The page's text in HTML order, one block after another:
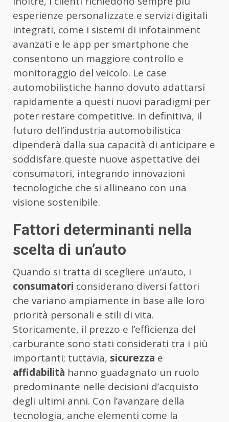
esperienze personalizzate e servizi digitali
integrati, come i sistemi di infotainment
avanzati e le app per smartphone che
consentono un maggiore controllo e
monitoraggio del veicolo. Le case
automobilistiche hanno dovuto adattarsi
rapidamente a questi nuovi paradigmi per
poter restare competitive. In definitiva, il
futuro dell’industria automobilistica
dipenderà dalla sua capacità di anticipare e
soddisfare queste nuove aspettative dei
consumatori, integrando innovazioni
tecnologiche che si allineano con una
visione sostenibile.
Fattori determinanti nella
scelta di un’auto
Quando si tratta di scegliere un’auto, i
consumatori considerano diversi fattori
che variano ampiamente in base alle loro
priorità personali e stili di vita.
Storicamente, il prezzo e l’efficienza del
carburante sono stati considerati tra i più
importanti; tuttavia, sicurezza e
affidabilità hanno guadagnato un ruolo
predominante nelle decisioni d’acquisto
degli ultimi anni. Con l’avanzare della
tecnologia, anche elementi come la